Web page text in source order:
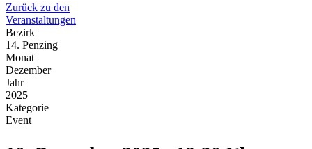
Zurück zu den
Veranstaltungen
Bezirk
14. Penzing
Monat
Dezember
Jahr
2025
Kategorie
Event